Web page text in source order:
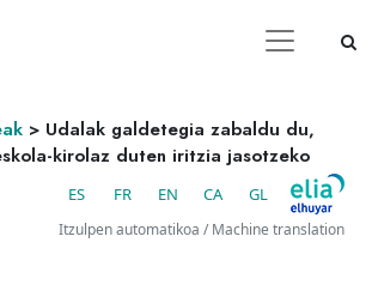
> Udalak galdetegia zabaldu du,
kirolaz duten iritzia jasotzeko
ES FR EN CA GL
Itzulpen automatikoa / Machine translation